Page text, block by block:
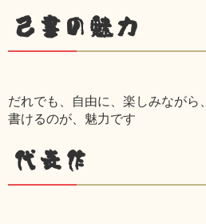
己書の魅力
だれでも、自由に、楽しみながら、
書けるのが、魅力です
代表作